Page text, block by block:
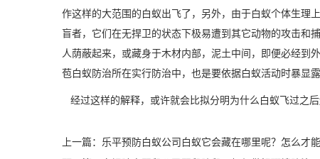
作这样的大范围的白蚁出飞了，另外，由于白蚁个体生理
盲者，它们在无捍卫的状态下极易遭到其它动物的攻击和
人荫蔽起来，或藏身于木材内部，泥土中间，即便必经到
苞白蚁防治所在实行防治中，也是要依据白蚁活动时暴显
经过这样的解释，或许就会比拟分明为什么白蚁飞过之后
上一篇： 乐平预防白蚁公司白蚁它会藏在哪里呢？怎么才